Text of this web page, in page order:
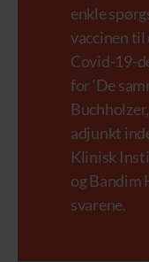
enkle
vaccinen til
Covid-19-
for ‘De
adjunkt
Klinisk
og Bandim
svarene.